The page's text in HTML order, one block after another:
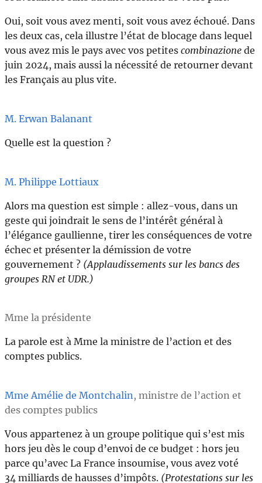
Oui, soit vous avez menti, soit vous avez échoué. Dans
les deux cas, cela illustre l’état de blocage dans lequel
vous avez mis le pays avec vos petites combinazione de
juin 2024, mais aussi la nécessité de retourner devant
les Français au plus vite.
M. Erwan Balanant
Quelle est la question ?
M. Philippe Lottiaux
Alors ma question est simple : allez-vous, dans un
geste qui joindrait le sens de l’intérêt général à
l’élégance gaullienne, tirer les conséquences de votre
échec et présenter la démission de votre
gouvernement ? (Applaudissements sur les bancs des
groupes RN et UDR.)
Mme la présidente
La parole est à Mme la ministre de l’action et des
comptes publics.
Mme Amélie de Montchalin , ministre de l’action et
des comptes publics
Vous appartenez à un groupe politique qui s’est mis
hors jeu dès le coup d’envoi de ce budget : hors jeu
parce qu’avec La France insoumise, vous avez voté
34 milliards de hausses d’impôts. (Protestations sur les